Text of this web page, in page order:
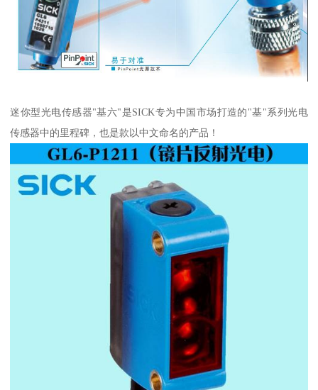
迷你型光电传感器"基六"是SICK专为中国市场打造的"基"系列光电
传感器中的里程碑，也是款以中文命名的产品！